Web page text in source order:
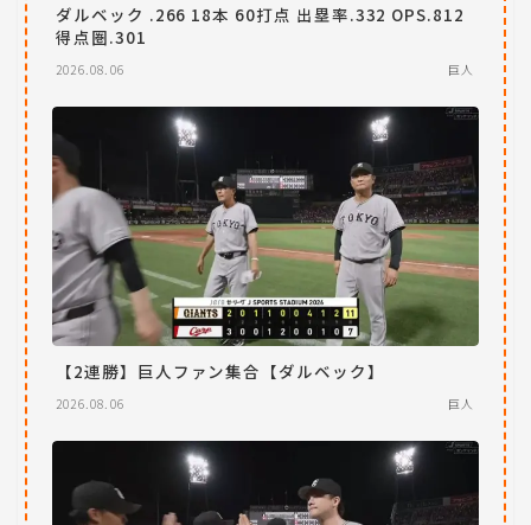
ダルベック .266 18本 60打点 出塁率.332 OPS.812
得点圏.301
2026.08.06 巨人
【2連勝】巨人ファン集合【ダルベック】
2026.08.06 巨人